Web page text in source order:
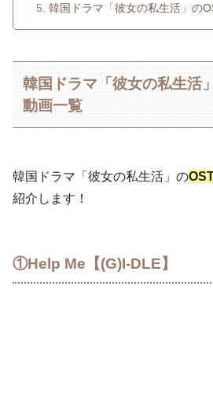
韓国ドラマ「彼女の私生活」の
韓国ドラマ「彼女の私生活
動画一覧
韓国ドラマ「彼女の私生活」の
紹介します！
①Help Me【(G)I-DLE】